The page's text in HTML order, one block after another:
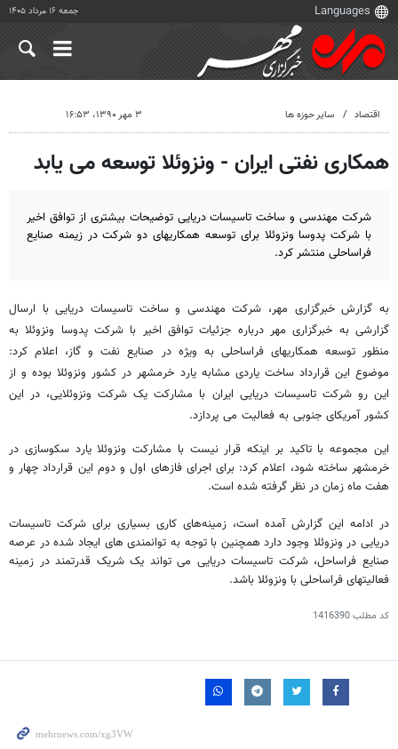
جمعه ۱۶ مرداد ۱۴۰۵
اقتصاد سایر حوزه ها ۳ مهر ۱۳۹۰، ۱۶:۵۳
همکاری نفتی ایران - ونزوئلا توسعه می یابد
شرکت مهندسی و ساخت تاسیسات دریایی توضیحات بیشتری از توافق اخیر
با شرکت پدوسا ونزوئلا برای توسعه همکاریهای دو شرکت در زیمنه صنایع
فراساحلی منتشر کرد.
به گزارش خبرگزاری مهر، شرکت مهندسی و ساخت تاسیسات دریایی با ارسال
گزارشی به خبرگزاری مهر درباره جزئیات توافق اخیر با شرکت پدوسا ونزوئلا به
منظور توسعه همکاریهای فراساحلی به ویژه در صنایع نفت و گاز، اعلام کرد:
موضوع این قرارداد ساخت یاردی مشابه یارد خرمشهر در کشور ونزوئلا بوده و از
این رو شرکت تاسیسات دریایی ایران با مشارکت یک شرکت ونزوئلایی، در این
کشور آمریکای جنوبی به فعالیت می پردازد.
این مجموعه با تاکید بر اینکه قرار نیست با مشارکت ونزوئلا یارد سکوسازی در
خرمشهر ساخته شود، اعلام کرد: برای اجرای فازهای اول و دوم این قرارداد چهار و
هفت ماه زمان در نظر گرفته شده است.
در ادامه این گزارش آمده است، زمینه‌های کاری بسیاری برای شرکت تاسیسات
دریایی در ونزوئلا وجود دارد همچنین با توجه به توانمندی های ایجاد شده در عرصه
صنایع فراساحل، شرکت تاسیسات دریایی می تواند یک شریک قدرتمند در زمینه
فعالیتهای فراساحلی با ونزوئلا باشد.
کد مطلب1416390